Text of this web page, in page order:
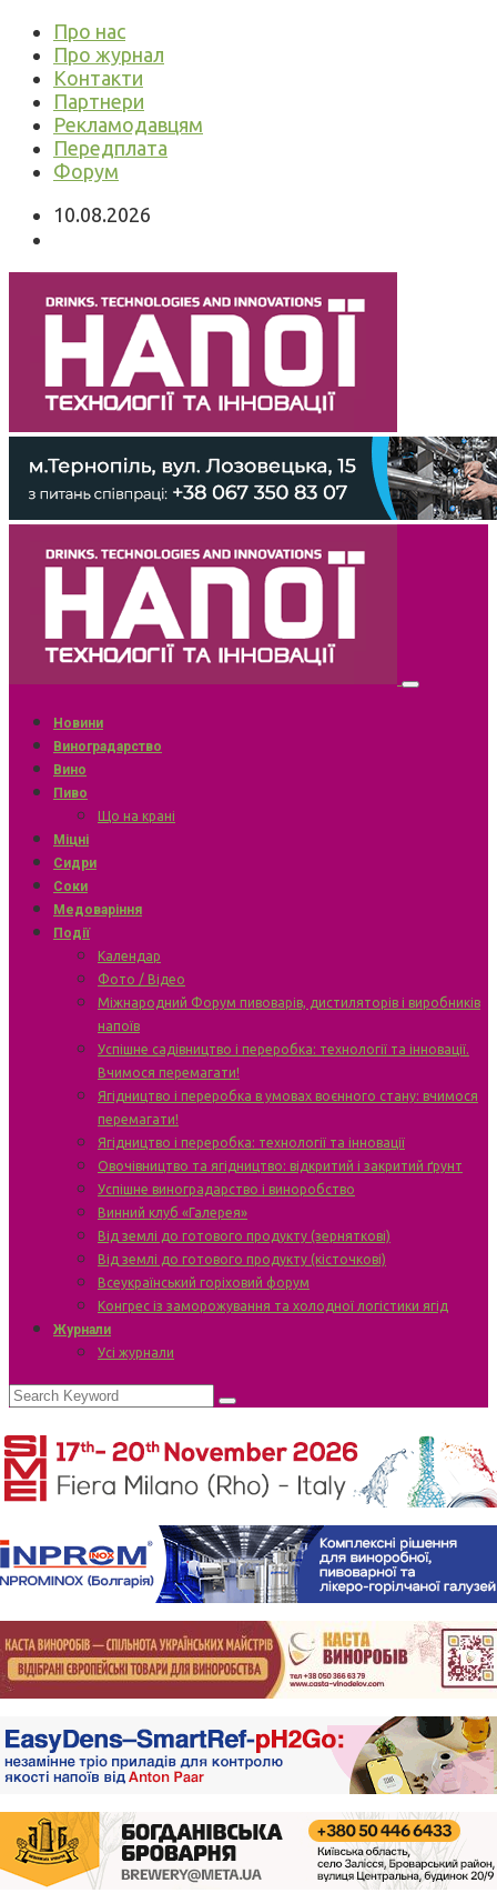
Про нас
Про журнал
Контакти
Партнери
Рекламодавцям
Передплата
Форум
10.08.2026
Новини
Виноградарство
Вино
Пиво
Що на крані
Міцні
Сидри
Соки
Медоваріння
Події
Календар
Фото / Відео
Міжнародний Форум пивоварів, дистиляторів і виробників
напоїв
Успішне садівництво і переробка: технології та інновації.
Вчимося перемагати!
Ягідництво і переробка в умовах воєнного стану: вчимося
перемагати!
Ягідництво і переробка: технології та інновації
Овочівництво та ягідництво: відкритий і закритий ґрунт
Успішне виноградарство і виноробство
Винний клуб «Галерея»
Від землі до готового продукту (зерняткові)
Від землі до готового продукту (кісточкові)
Всеукраїнський горіховий форум
Конгрес із заморожування та холодної логістики ягід
Журнали
Усі журнали